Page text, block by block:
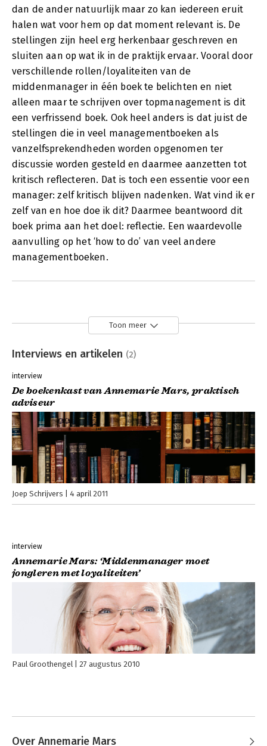
dan de ander natuurlijk maar zo kan iedereen eruit
halen wat voor hem op dat moment relevant is. De
stellingen zijn heel erg herkenbaar geschreven en
sluiten aan op wat ik in de praktijk ervaar. Vooral door
verschillende rollen/loyaliteiten van de
middenmanager in één boek te belichten en niet
alleen maar te schrijven over topmanagement is dit
een verfrissend boek. Ook heel anders is dat juist de
stellingen die in veel managementboeken als
vanzelfsprekendheden worden opgenomen ter
discussie worden gesteld en daarmee aanzetten tot
kritisch reflecteren. Dat is toch een essentie voor een
manager: zelf kritisch blijven nadenken. Wat vind ik er
zelf van en hoe doe ik dit? Daarmee beantwoord dit
boek prima aan het doel: reflectie. Een waardevolle
aanvulling op het ‘how to do’ van veel andere
managementboeken.
Toon meer
Interviews en artikelen (2)
interview
De boekenkast van Annemarie Mars, praktisch
adviseur
Joep Schrijvers 4 april 2011
interview
Annemarie Mars: ‘Middenmanager moet
jongleren met loyaliteiten’
Paul Groothengel 27 augustus 2010
Over Annemarie Mars